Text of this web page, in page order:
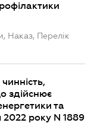
Наказ, Перелік
здійснює
та
2022 року N 1889